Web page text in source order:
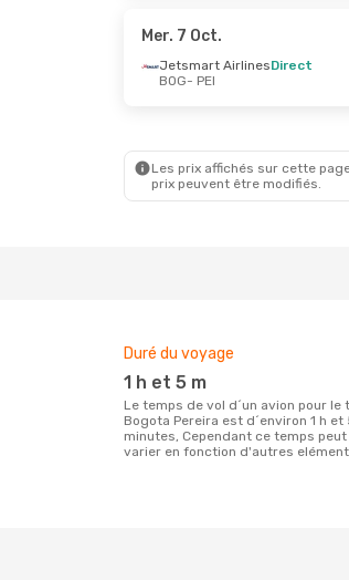
- Lun. 14 Sept.
Mer. 7 Oct.
Jetsmart AirlinesDirect
BOG- PEI
Les prix affichés sur cette
prix peuvent être modifiés.
Duré du voyage
1 h et 5 m
Le temps de vol d´un avion pour le trajet
Bogota Pereira est d´environ 1 h et
minutes, Cependant ce temps peut
varier en fonction d'autres